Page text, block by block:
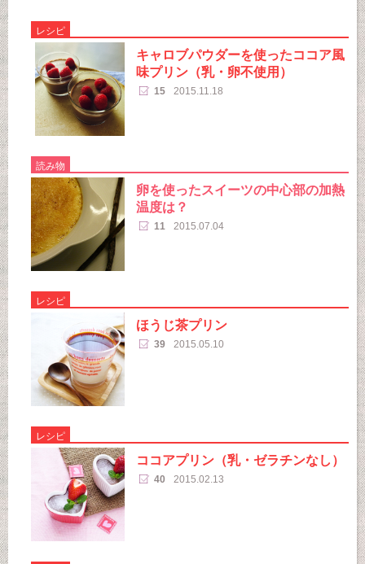
レシピ
キャロブパウダーを使ったココア風
味プリン（乳・卵不使用）
15 2015.11.18
読み物
卵を使ったスイーツの中心部の加熱
温度は？
11 2015.07.04
レシピ
ほうじ茶プリン
39 2015.05.10
レシピ
ココアプリン（乳・ゼラチンなし）
40 2015.02.13